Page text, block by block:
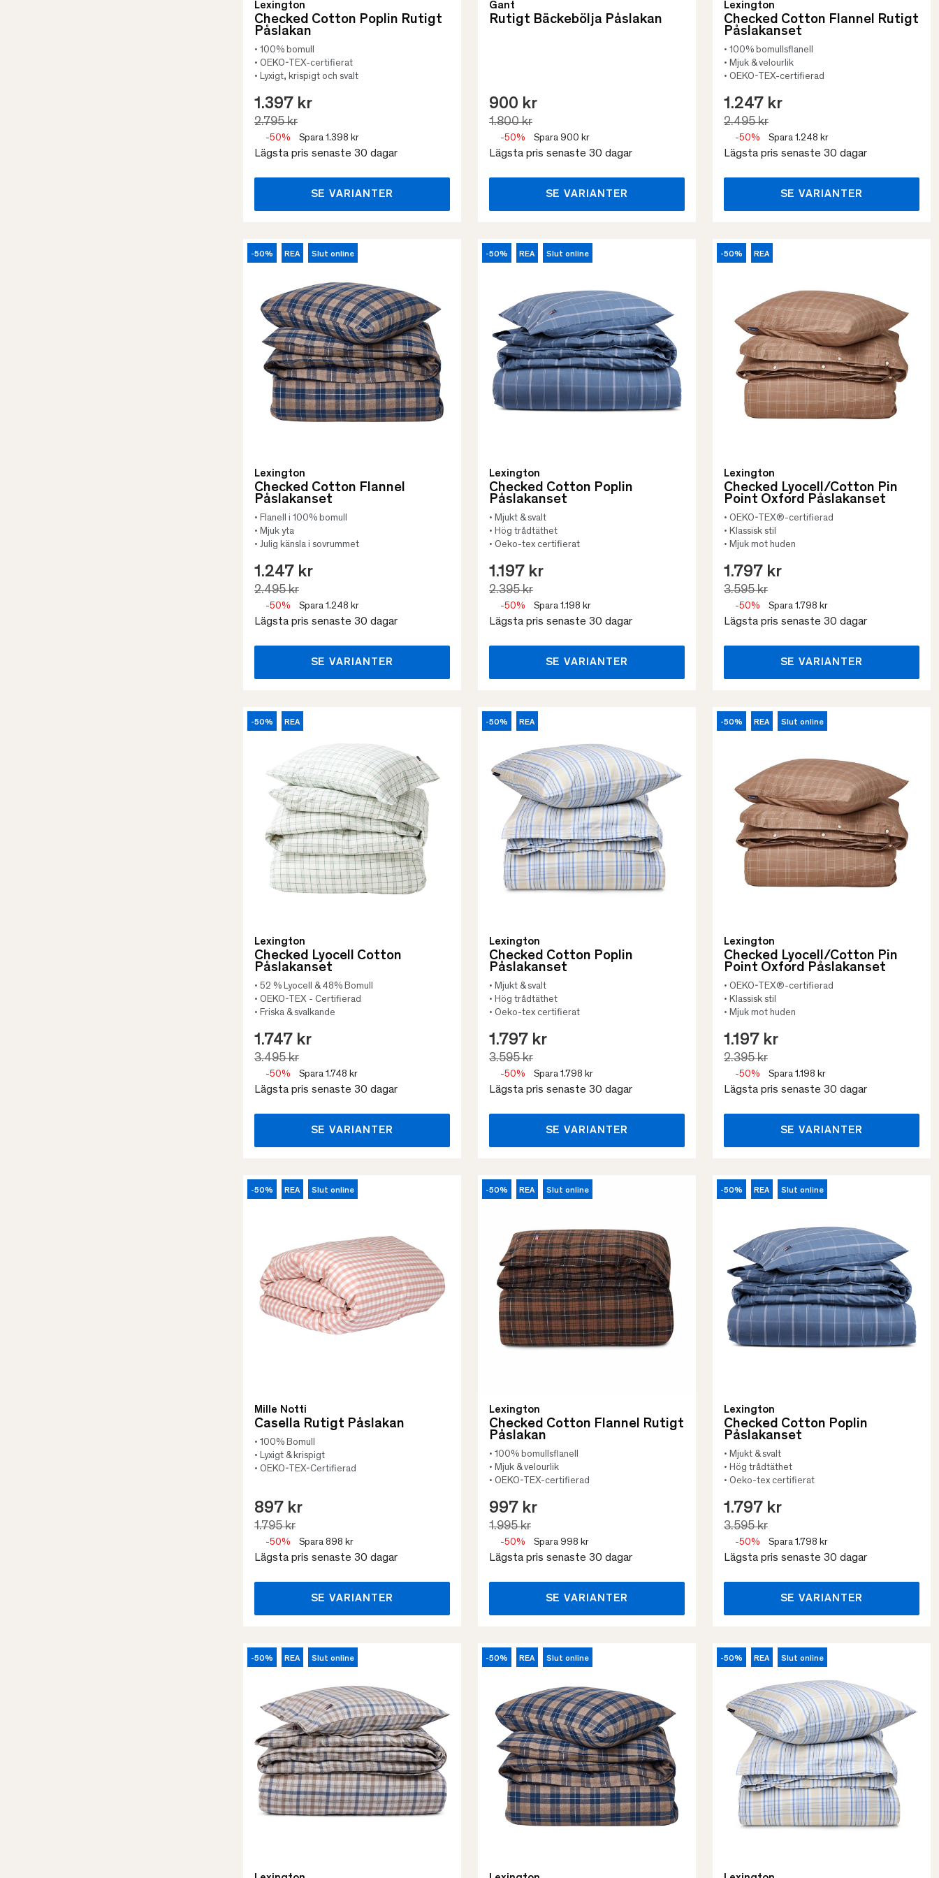
Lexington
Checked Cotton Poplin Rutigt
Påslakan
• 100% bomull
• OEKO-TEX-certifierat
• Lyxigt, krispigt och svalt
1.397 kr
2.795 kr
-50% Spara 1.398 kr
Lägsta pris senaste 30 dagar
SE VARIANTER
Gant
Rutigt Bäckebölja Påslakan
900 kr
1.800 kr
-50% Spara 900 kr
Lägsta pris senaste 30 dagar
SE VARIANTER
Lexington
Checked Cotton Flannel Rutigt
Påslakanset
• 100% bomullsflanell
• Mjuk & velourlik
• OEKO-TEX-certifierad
1.247 kr
2.495 kr
-50% Spara 1.248 kr
Lägsta pris senaste 30 dagar
SE VARIANTER
-50% REA Slut online
Lexington
Checked Cotton Flannel
Påslakanset
• Flanell i 100% bomull
• Mjuk yta
• Julig känsla i sovrummet
1.247 kr
2.495 kr
-50% Spara 1.248 kr
Lägsta pris senaste 30 dagar
SE VARIANTER
-50% REA Slut online
Lexington
Checked Cotton Poplin
Påslakanset
• Mjukt & svalt
• Hög trådtäthet
• Oeko-tex certifierat
1.197 kr
2.395 kr
-50% Spara 1.198 kr
Lägsta pris senaste 30 dagar
SE VARIANTER
-50% REA
Lexington
Checked Lyocell/Cotton Pin
Point Oxford Påslakanset
• OEKO-TEX®-certifierad
• Klassisk stil
• Mjuk mot huden
1.797 kr
3.595 kr
-50% Spara 1.798 kr
Lägsta pris senaste 30 dagar
SE VARIANTER
-50% REA
Lexington
Checked Lyocell Cotton
Påslakanset
• 52 % Lyocell & 48% Bomull
• OEKO-TEX - Certifierad
• Friska & svalkande
1.747 kr
3.495 kr
-50% Spara 1.748 kr
Lägsta pris senaste 30 dagar
SE VARIANTER
-50% REA
Lexington
Checked Cotton Poplin
Påslakanset
• Mjukt & svalt
• Hög trådtäthet
• Oeko-tex certifierat
1.797 kr
3.595 kr
-50% Spara 1.798 kr
Lägsta pris senaste 30 dagar
SE VARIANTER
-50% REA Slut online
Lexington
Checked Lyocell/Cotton Pin
Point Oxford Påslakanset
• OEKO-TEX®-certifierad
• Klassisk stil
• Mjuk mot huden
1.197 kr
2.395 kr
-50% Spara 1.198 kr
Lägsta pris senaste 30 dagar
SE VARIANTER
-50% REA Slut online
Mille Notti
Casella Rutigt Påslakan
• 100% Bomull
• Lyxigt & krispigt
• OEKO-TEX-Certifierad
897 kr
1.795 kr
-50% Spara 898 kr
Lägsta pris senaste 30 dagar
SE VARIANTER
-50% REA Slut online
Lexington
Checked Cotton Flannel Rutigt
Påslakan
• 100% bomullsflanell
• Mjuk & velourlik
• OEKO-TEX-certifierad
997 kr
1.995 kr
-50% Spara 998 kr
Lägsta pris senaste 30 dagar
SE VARIANTER
-50% REA Slut online
Lexington
Checked Cotton Poplin
Påslakanset
• Mjukt & svalt
• Hög trådtäthet
• Oeko-tex certifierat
1.797 kr
3.595 kr
-50% Spara 1.798 kr
Lägsta pris senaste 30 dagar
SE VARIANTER
-50% REA Slut online -50% REA Slut online -50% REA Slut online